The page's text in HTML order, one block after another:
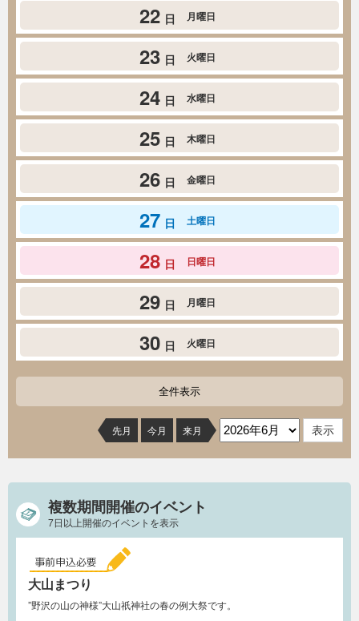
22 日 月曜日
23 日 火曜日
24 日 水曜日
25 日 木曜日
26 日 金曜日
27 日 土曜日
28 日 日曜日
29 日 月曜日
30 日 火曜日
全件表示
先月 今月 来月
複数期間開催のイベント
7日以上開催のイベントを表示
大山まつり
”野沢の山の神様”大山祇神社の春の例大祭です。